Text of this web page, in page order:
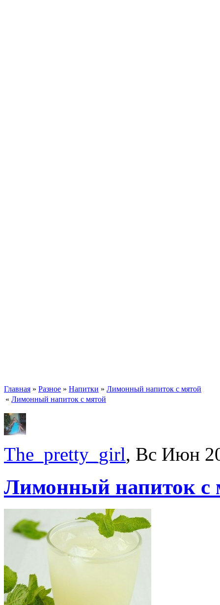
Главная » Разное » Напитки » Лимонный напиток с мятой
« Лимонный напиток с мятой
The_pretty_girl, Вс Июн
Лимонный напиток с